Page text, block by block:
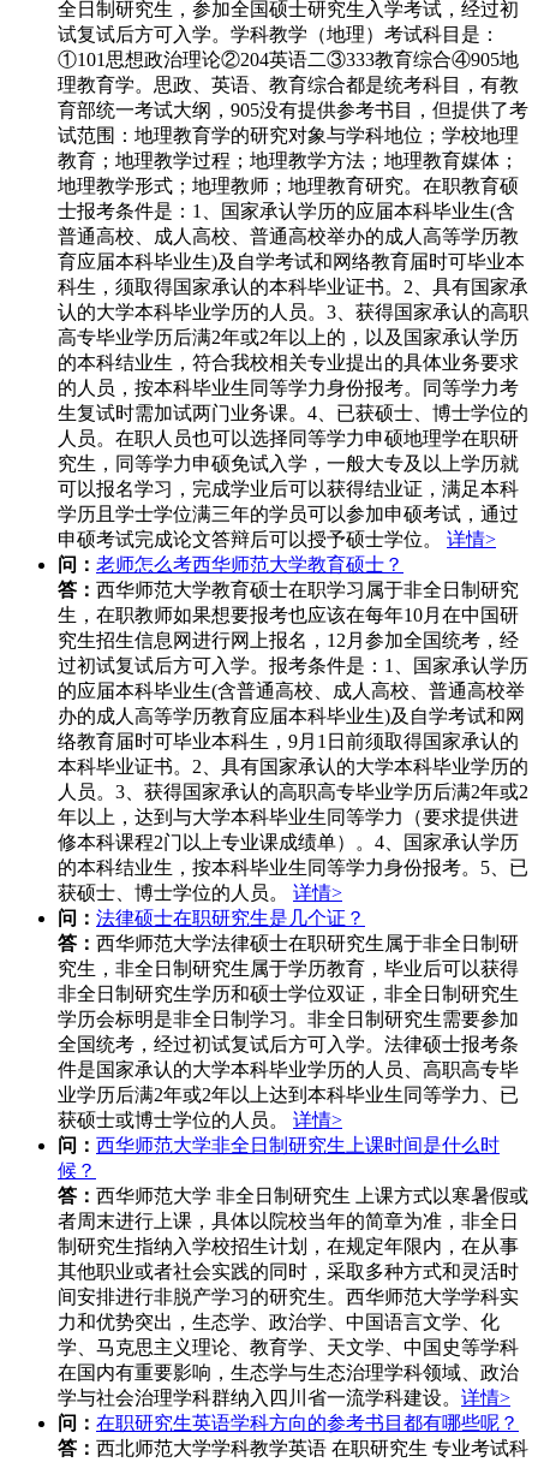
全日制研究生，参加全国硕士研究生入学考试，经过初
试复试后方可入学。学科教学（地理）考试科目是：
①101思想政治理论②204英语二③333教育综合④905地
理教育学。思政、英语、教育综合都是统考科目，有教
育部统一考试大纲，905没有提供参考书目，但提供了考
试范围：地理教育学的研究对象与学科地位；学校地理
教育；地理教学过程；地理教学方法；地理教育媒体；
地理教学形式；地理教师；地理教育研究。在职教育硕
士报考条件是：1、国家承认学历的应届本科毕业生(含
普通高校、成人高校、普通高校举办的成人高等学历教
育应届本科毕业生)及自学考试和网络教育届时可毕业本
科生，须取得国家承认的本科毕业证书。2、具有国家承
认的大学本科毕业学历的人员。3、获得国家承认的高职
高专毕业学历后满2年或2年以上的，以及国家承认学历
的本科结业生，符合我校相关专业提出的具体业务要求
的人员，按本科毕业生同等学力身份报考。同等学力考
生复试时需加试两门业务课。4、已获硕士、博士学位的
人员。在职人员也可以选择同等学力申硕地理学在职研
究生，同等学力申硕免试入学，一般大专及以上学历就
可以报名学习，完成学业后可以获得结业证，满足本科
学历且学士学位满三年的学员可以参加申硕考试，通过
申硕考试完成论文答辩后可以授予硕士学位。 详情>
问： 老师怎么考西华师范大学教育硕士？
答： 西华师范大学教育硕士在职学习属于非全日制研究
生，在职教师如果想要报考也应该在每年10月在中国研
究生招生信息网进行网上报名，12月参加全国统考，经
过初试复试后方可入学。报考条件是：1、国家承认学历
的应届本科毕业生(含普通高校、成人高校、普通高校举
办的成人高等学历教育应届本科毕业生)及自学考试和网
络教育届时可毕业本科生，9月1日前须取得国家承认的
本科毕业证书。2、具有国家承认的大学本科毕业学历的
人员。3、获得国家承认的高职高专毕业学历后满2年或2
年以上，达到与大学本科毕业生同等学力（要求提供进
修本科课程2门以上专业课成绩单）。4、国家承认学历
的本科结业生，按本科毕业生同等学力身份报考。5、已
获硕士、博士学位的人员。 详情>
问： 法律硕士在职研究生是几个证？
答： 西华师范大学法律硕士在职研究生属于非全日制研
究生，非全日制研究生属于学历教育，毕业后可以获得
非全日制研究生学历和硕士学位双证，非全日制研究生
学历会标明是非全日制学习。非全日制研究生需要参加
全国统考，经过初试复试后方可入学。法律硕士报考条
件是国家承认的大学本科毕业学历的人员、高职高专毕
业学历后满2年或2年以上达到本科毕业生同等学力、已
获硕士或博士学位的人员。 详情>
问： 西华师范大学非全日制研究生上课时间是什么时
候？
答： 西华师范大学 非全日制研究生 上课方式以寒暑假或
者周末进行上课，具体以院校当年的简章为准，非全日
制研究生指纳入学校招生计划，在规定年限内，在从事
其他职业或者社会实践的同时，采取多种方式和灵活时
间安排进行非脱产学习的研究生。西华师范大学学科实
力和优势突出，生态学、政治学、中国语言文学、化
学、马克思主义理论、教育学、天文学、中国史等学科
在国内有重要影响，生态学与生态治理学科领域、政治
学与社会治理学科群纳入四川省一流学科建设。 详情>
问： 在职研究生英语学科方向的参考书目都有哪些呢？
答： 西北师范大学学科教学英语 在职研究生 专业考试科